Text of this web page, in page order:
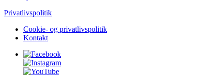
Privatlivspolitik
Cookie- og privatlivspolitik
Kontakt